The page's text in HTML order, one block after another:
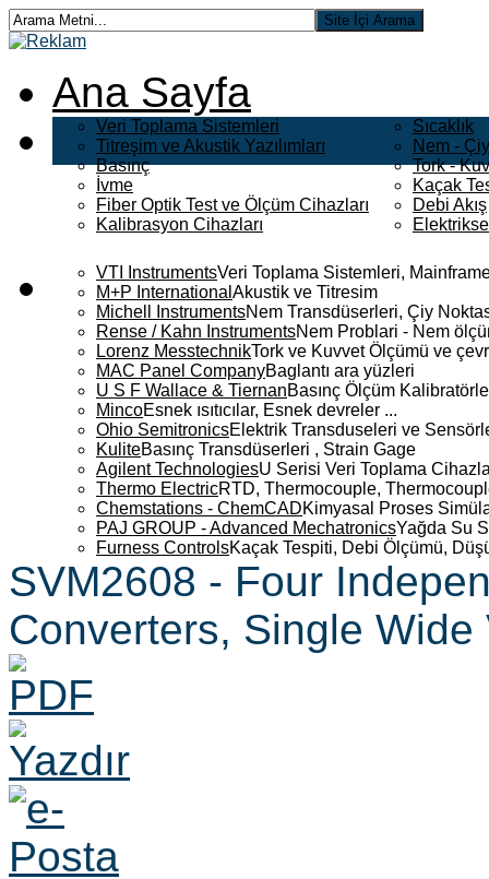
Ana Sayfa
Veri Toplama Sistemleri
Titreşim ve Akustik Yazılımları
Basınç
İvme
Fiber Optik Test ve Ölçüm Cihazları
Kalibrasyon Cihazları
Sıcaklık
Nem -
Tork -
Kaçak
Debi Akış
VTI InstrumentsVeri Toplama Sistemleri,
M+P International Akustik ve Titresim
Michell InstrumentsNem Transdüserleri, Çiy
Rense / Kahn InstrumentsNem Problari - Nem
Lorenz MesstechnikTork ve Kuvvet Ölçümü ve
MAC Panel CompanyBaglantı ara yüzleri
U S F Wallace & TiernanBasınç Ölçüm
MincoEsnek ısıtıcılar, Esnek devreler ...
Ohio SemitronicsElektrik Transduseleri ve
KuliteBasınç Transdüserleri , Strain Gage
Agilent TechnologiesU Serisi Veri Toplama
Thermo ElectricRTD, Thermocouple,
Chemstations - ChemCADKimyasal Proses
PAJ GROUP - Advanced MechatronicsYağda Su
Furness ControlsKaçak Tespiti, Debi Ölçümü,
SVM2608 - Four
Converters, Single Wide